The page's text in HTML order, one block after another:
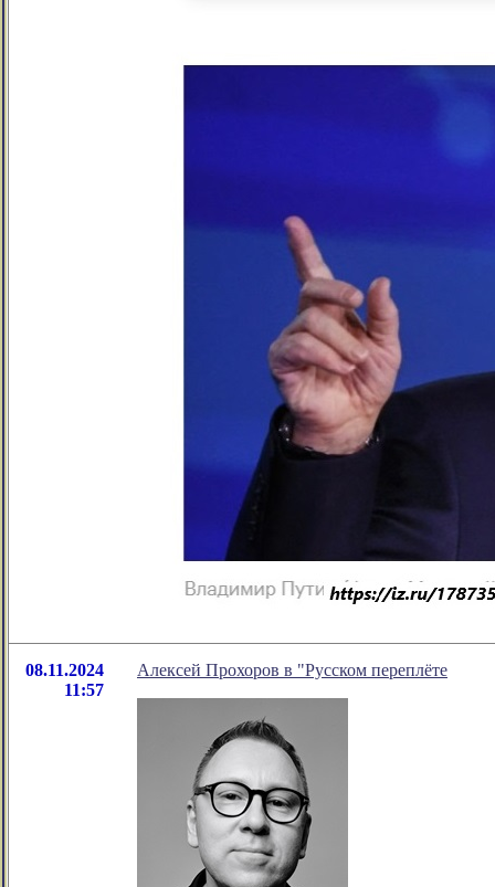
08.11.2024
11:57
Алексей Прохоров в "Русском переплёте